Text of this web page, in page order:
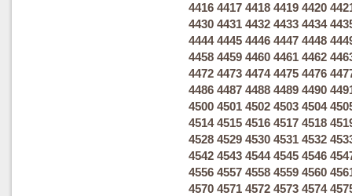
4416 4417 4418 4419 4420
4430 4431 4432 4433 4434
4444 4445 4446 4447 4448
4458 4459 4460 4461 4462
4472 4473 4474 4475 4476
4486 4487 4488 4489 4490
4500 4501 4502 4503 4504
4514 4515 4516 4517 4518
4528 4529 4530 4531 4532
4542 4543 4544 4545 4546
4556 4557 4558 4559 4560
4570 4571 4572 4573 4574